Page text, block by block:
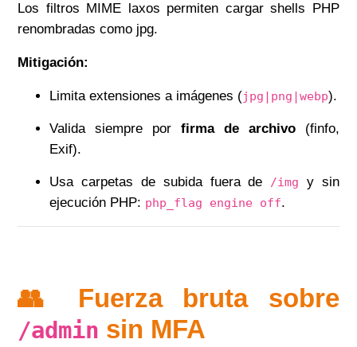
Los filtros MIME laxos permiten cargar shells PHP
renombradas como jpg.
Mitigación:
Limita extensiones a imágenes (jpg|png|webp).
Valida siempre por firma de archivo(finfo,
Exif).
Usa carpetas de subida fuera de /img y sin
ejecución PHP: php_flag engine off.
👥 Fuerza bruta sobre
/admin sin MFA